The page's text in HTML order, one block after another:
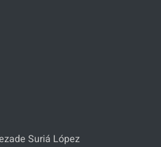
Suriá López